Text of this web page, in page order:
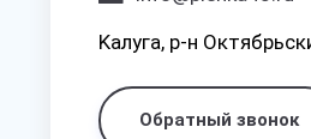
Kaлyгa, p-н
Обратный звонок